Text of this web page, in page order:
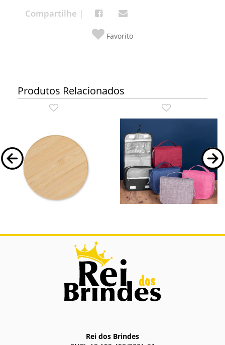
Compartilhe |
Favorito
Produtos Relacionados
Carregador via Indução
Carregador via Indução.
Nécessaire Nylon Oxford
Rei dos Brindes